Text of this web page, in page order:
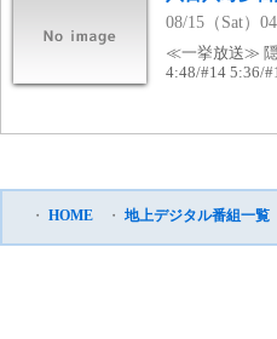
08/15（Sat）
≪一挙放送≫ 隠
4:48/#14 5:36/
・ HOME ・ 地上デジタル番組一覧